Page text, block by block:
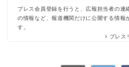
プレス会員登録を行うと、広報担当者の連
の情報など、報道機関だけに公開する情報
す。
プレス